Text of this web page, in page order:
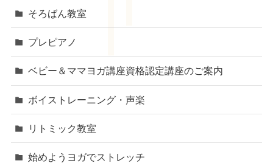
そろばん教室
プレピアノ
ベビー＆ママヨガ講座資格認定講座のご案内
ボイストレーニング・声楽
リトミック教室
始めようヨガでストレッチ